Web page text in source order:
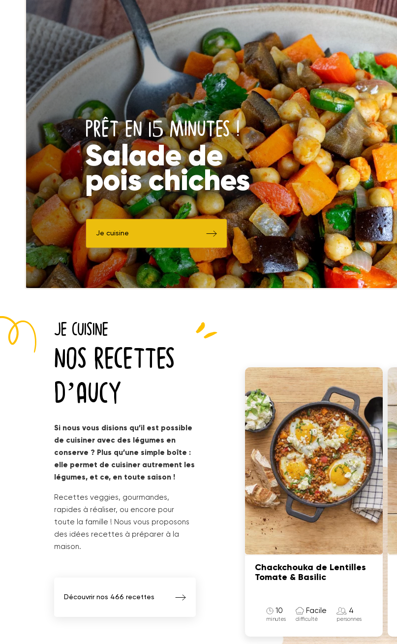
PRÊT EN 15 MINUTES !
Salade de
pois chiches
Je cuisine
JE CUISINE
NOS RECETTES
D’AUCY
Si nous vous disions qu’il est possible
de cuisiner avec des légumes en
conserve ? Plus qu’une simple boîte :
elle permet de cuisiner autrement les
légumes, et ce, en toute saison !
Recettes veggies, gourmandes,
rapides à réaliser, ou encore pour
toute la famille ! Nous vous proposons
des idées recettes à préparer à la
maison.
Découvrir nos 466 recettes
Chackchouka de Lentilles
Tomate & Basilic
10
minutes
Facile
difficulté
4
personnes